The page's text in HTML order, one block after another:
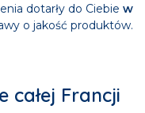
dotarły do Ciebie w
o jakość produktów.
całej Francji